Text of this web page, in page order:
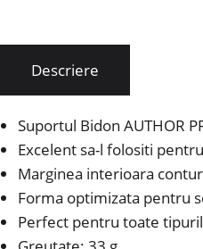
Descriere
Suportul Bidon AUTHOR
Excelent sa-l folositi
Marginea interioara
Forma optimizata pentru
Perfect pentru toate